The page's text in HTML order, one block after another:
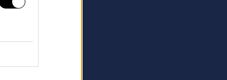
συλλογή (δεν
σχετίζεται,
το πιο